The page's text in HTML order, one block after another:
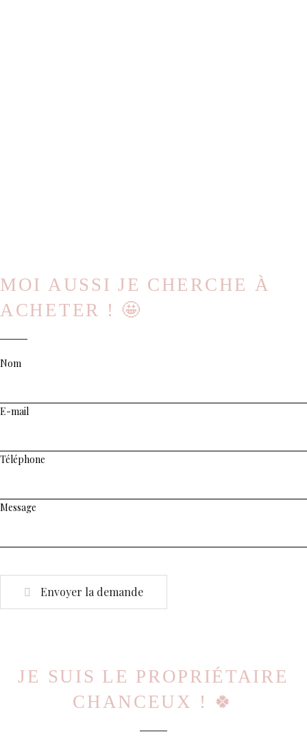
MOI AUSSI JE CHERCHE À
ACHETER ! 🤩
Nom
E-mail
Téléphone
Message
Envoyer la demande
JE SUIS LE PROPRIÉTAIRE
CHANCEUX ! 🍀